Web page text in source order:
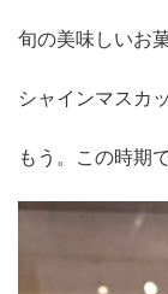
旬の美味しいお
シャインマスカ
もう。この時期